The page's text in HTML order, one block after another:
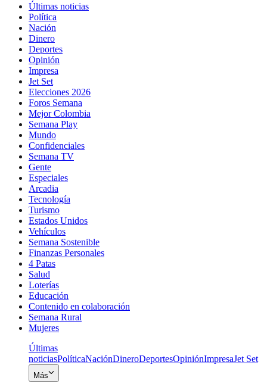
Últimas noticias
Política
Nación
Dinero
Deportes
Opinión
Impresa
Jet Set
Elecciones 2026
Foros Semana
Mejor Colombia
Semana Play
Mundo
Confidenciales
Semana TV
Gente
Especiales
Arcadia
Tecnología
Turismo
Estados Unidos
Vehículos
Semana Sostenible
Finanzas Personales
4 Patas
Salud
Loterías
Educación
Contenido en colaboración
Semana Rural
Mujeres
Últimas
noticiasPolíticaNaciónDineroDeportesOpiniónImpresaJet Set
Más